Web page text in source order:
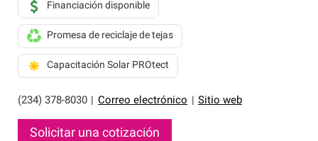
(234) 378-8030 Correo electrónico Sitio web
Financiación disponible
Promesa de reciclaje de tejas
Capacitación Solar PROtect
Solicitar una cotización